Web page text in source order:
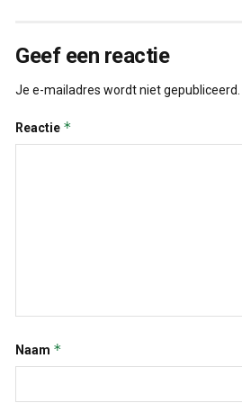
Geef een reactie
Je e-mailadres wordt niet gepubliceerd.
Reactie *
Naam *